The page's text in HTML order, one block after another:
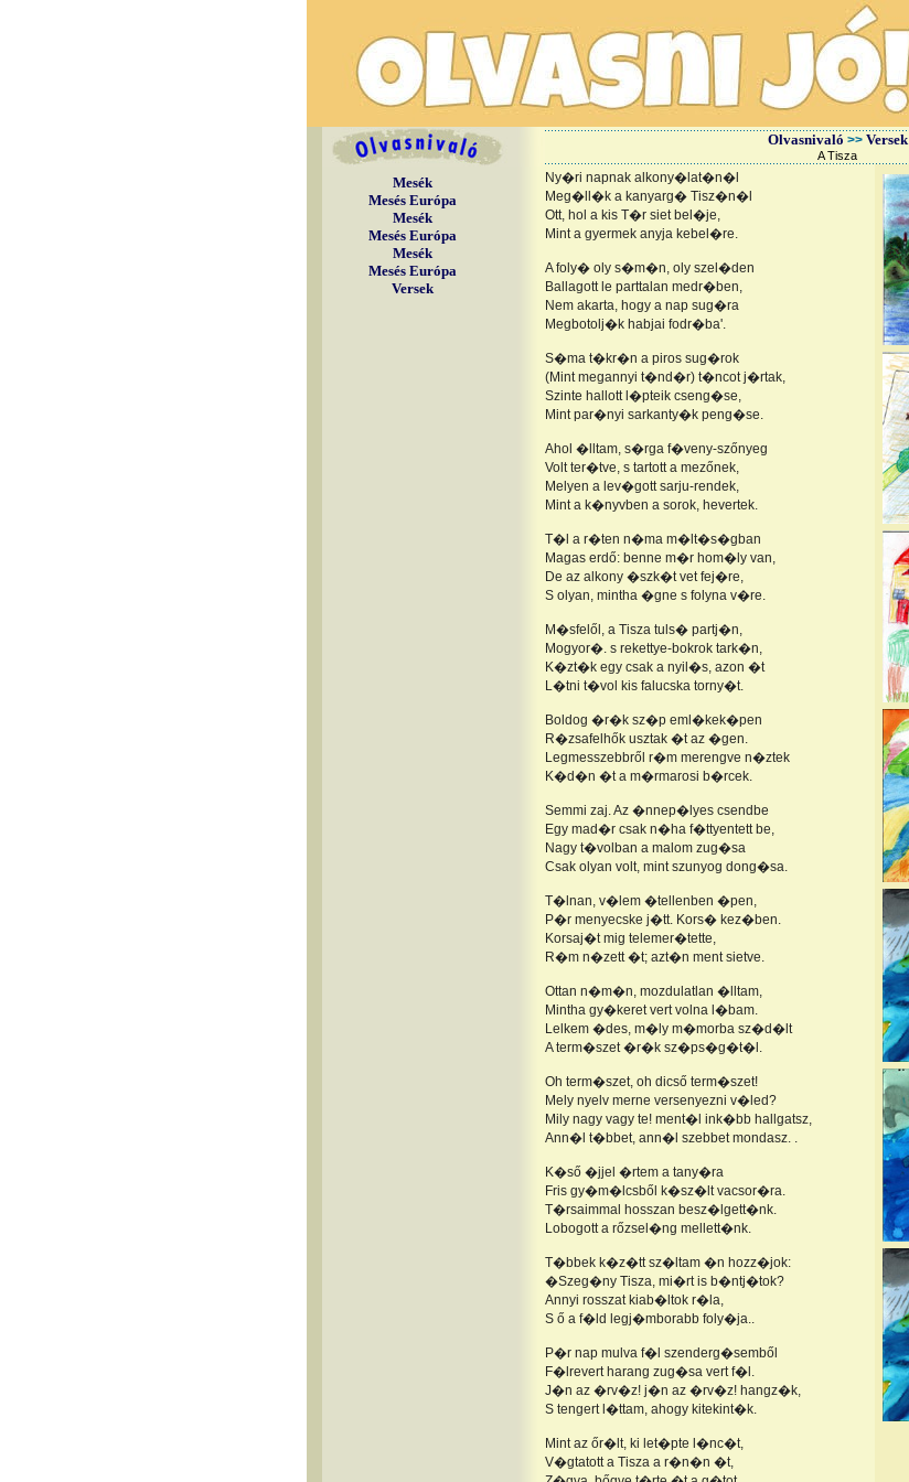
Mesék
Mesés Európa
Mesék
Mesés Európa
Mesék
Mesés Európa
Versek
Olvasnivaló >> Versek
A Tisza
Ny�ri napnak alkony�lat�n�l
Meg�ll�k a kanyarg� Tisz�n�l
Ott, hol a kis T�r siet bel�je,
Mint a gyermek anyja kebel�re.
A foly� oly s�m�n, oly szel�den
Ballagott le parttalan medr�ben,
Nem akarta, hogy a nap sug�ra
Megbotolj�k habjai fodr�ba'.
S�ma t�kr�n a piros sug�rok
(Mint megannyi t�nd�r) t�ncot j�rtak,
Szinte hallott l�pteik cseng�se,
Mint par�nyi sarkanty�k peng�se.
Ahol �lltam, s�rga f�veny-szőnyeg
Volt ter�tve, s tartott a mezőnek,
Melyen a lev�gott sarju-rendek,
Mint a k�nyvben a sorok, hevertek.
T�l a r�ten n�ma m�lt�s�gban
Magas erdő: benne m�r hom�ly van,
De az alkony �szk�t vet fej�re,
S olyan, mintha �gne s folyna v�re.
M�sfelől, a Tisza tuls� partj�n,
Mogyor�. s rekettye-bokrok tark�n,
K�zt�k egy csak a nyil�s, azon �t
L�tni t�vol kis falucska torny�t.
Boldog �r�k sz�p eml�kek�pen
R�zsafelhők usztak �t az �gen.
Legmesszebbről r�m merengve n�ztek
K�d�n �t a m�rmarosi b�rcek.
Semmi zaj. Az �nnep�lyes csendbe
Egy mad�r csak n�ha f�ttyentett be,
Nagy t�volban a malom zug�sa
Csak olyan volt, mint szunyog dong�sa.
T�lnan, v�lem �tellenben �pen,
P�r menyecske j�tt. Kors� kez�ben.
Korsaj�t mig telemer�tette,
R�m n�zett �t; azt�n ment sietve.
Ottan n�m�n, mozdulatlan �lltam,
Mintha gy�keret vert volna l�bam.
Lelkem �des, m�ly m�morba sz�d�lt
A term�szet �r�k sz�ps�g�t�l.
Oh term�szet, oh dicső term�szet!
Mely nyelv merne versenyezni v�led?
Mily nagy vagy te! ment�l ink�bb hallgatsz,
Ann�l t�bbet, ann�l szebbet mondasz. .
K�ső �jjel �rtem a tany�ra
Fris gy�m�lcsből k�sz�lt vacsor�ra.
T�rsaimmal hosszan besz�lgett�nk.
Lobogott a rőzsel�ng mellett�nk.
T�bbek k�z�tt sz�ltam �n hozz�jok:
�Szeg�ny Tisza, mi�rt is b�ntj�tok?
Annyi rosszat kiab�ltok r�la,
S ő a f�ld legj�mborabb foly�ja..
P�r nap mulva f�l szenderg�semből
F�lrevert harang zug�sa vert f�l.
J�n az �rv�z! j�n az �rv�z! hangz�k,
S tengert l�ttam, ahogy kitekint�k.
Mint az őr�lt, ki let�pte l�nc�t,
V�gtatott a Tisza a r�n�n �t,